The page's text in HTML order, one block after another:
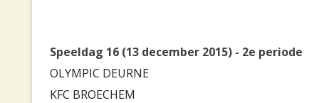
Speeldag 16 (13 december 2015) - 2e periode
OLYMPIC DEURNE
KFC BROECHEM